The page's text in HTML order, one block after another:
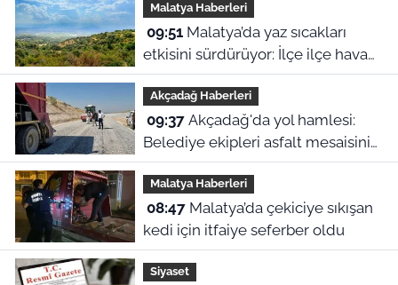
Malatya Haberleri
09:51Malatya’da yaz sıcakları
etkisini sürdürüyor: İlçe ilçe hava
durumu
Akçadağ Haberleri
09:37Akçadağ'da yol hamlesi:
Belediye ekipleri asfalt mesaisini
sürdürüyor
Malatya Haberleri
08:47Malatya’da çekiciye sıkışan
kedi için itfaiye seferber oldu
Siyaset